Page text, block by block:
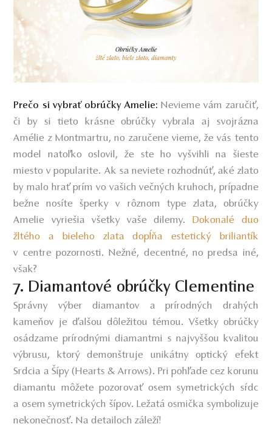
Prečo si vybrať obrúčky Amelie: Nevieme vám zaručiť,
či by si tieto krásne obrúčky vybrala aj svojrázna
Amélie z Montmartru, no zaručene vieme, že vás tento
model natoľko oslovil, že ste ho vyšvihli na šieste
miesto v popularite. Ak sa neviete rozhodnúť, aké zlato
by malo hrať prím vo vašich večných kruhoch, prípadne
bežne nosíte šperky v rôznom type zlata, obrúčky
Amelie vyriešia všetky vaše dilemy.Dokonalé duo
žltého a bieleho zlata dopĺňa estetický briliantík
v centre pozornosti. Nežné, decentné, no predsa iné,
však?
7. Diamantové obrúčky Clementine
Správny výber diamantov a prírodných drahých
kameňov je ďalšou dôležitou témou. Všetky obrúčky
osádzame prírodnými diamantmi s najvyššou kvalitou
výbrusu, ktorý demonštruje unikátny optický efekt
Srdcia a Šípy (Hearts & Arrows). Pri pohľade cez korunu
diamantu môžete pozorovať osem symetrických sŕdc
a osem symetrických šípov. Ležatá osmička symbolizuje
nekonečnosť. Na detailoch záleží!